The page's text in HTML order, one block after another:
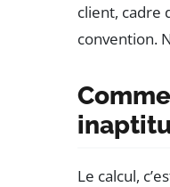
client, cadre
convention.
Le calcul,